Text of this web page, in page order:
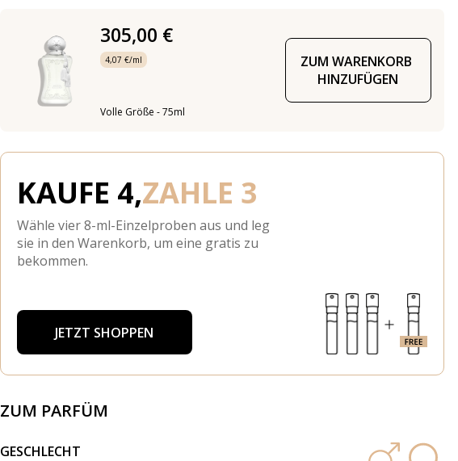
305,00 €
4,07 €/ml
Volle Größe - 75ml
ZUM WARENKORB
HINZUFÜGEN
KAUFE 4,ZAHLE 3
Wähle vier 8-ml-Einzelproben aus und leg
sie in den Warenkorb, um eine gratis zu
bekommen.
JETZT SHOPPEN
ZUM PARFÜM
GESCHLECHT